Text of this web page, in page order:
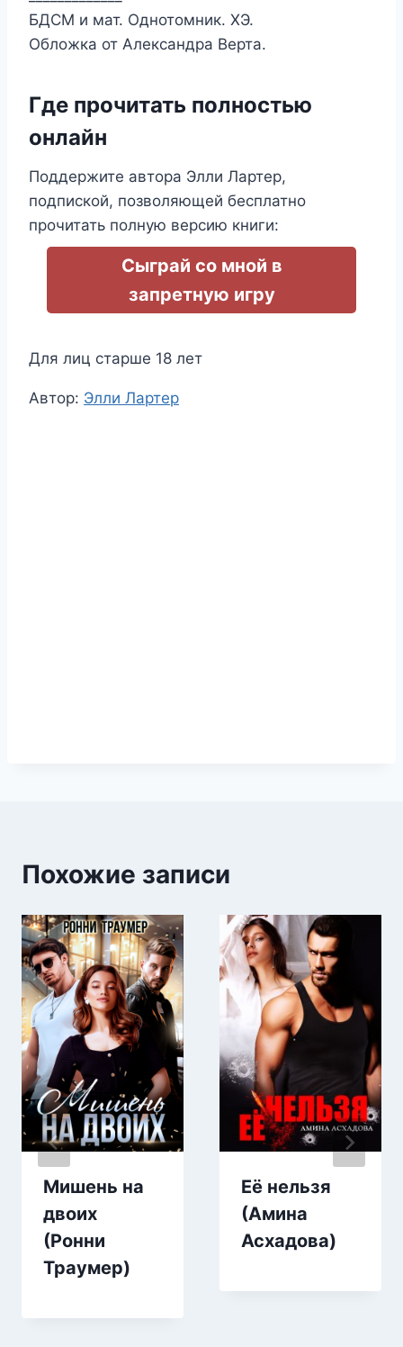
БДСМ и мат. Однотомник. ХЭ.
Обложка от Александра Верта.
Где прочитать полностью
онлайн
Поддержите автора Элли Лартер,
подпиской, позволяющей бесплатно
прочитать полную версию книги:
Сыграй со мной в
запретную игру
Для лиц старше 18 лет
Метки
Автор: Элли Лартер
Похожие записи
Мишень на
двоих
(Ронни
Траумер)
Её нельзя
(Амина
Асхадова)